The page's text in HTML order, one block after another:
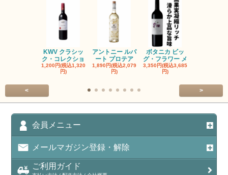
KWV クラシッ
ク・コレクショ
1,200円(税込1,320
円)
アントニー ルパ
ート プロテア
1,890円(税込2,079
円)
ボタニカ ビッ
グ・フラワー メ
3,350円(税込3,685
円)
< >
会員メニュー
メールマガジン登録・解除
ご利用ガイド